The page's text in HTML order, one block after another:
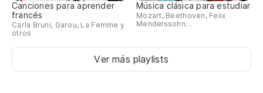
Canciones para aprender
francés
Carla Bruni, Garou, La Femme y
otros
Música clásica para estudiar
Mozart, Beethoven, Felix
Mendelssohn...
Ver más playlists